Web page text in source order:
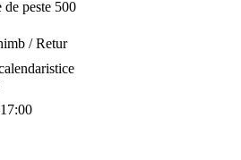
peste 500
/ Retur